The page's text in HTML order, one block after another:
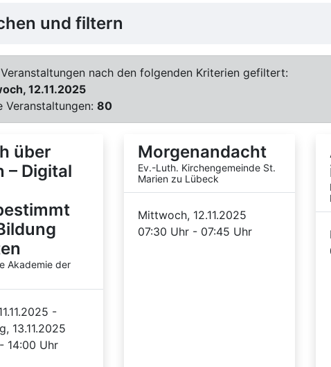
und filtern
nach den folgenden Kriterien gefiltert:
12.11.2025
Veranstaltungen: 80
über
– Digital
Akademie der
-
13.11.2025
14:00 Uhr
Morgenandacht
Ev.-Luth. Kirchengemeinde St.
Marien zu Lübeck
Mittwoch, 12.11.2025
07:30 Uhr - 07:45 Uhr